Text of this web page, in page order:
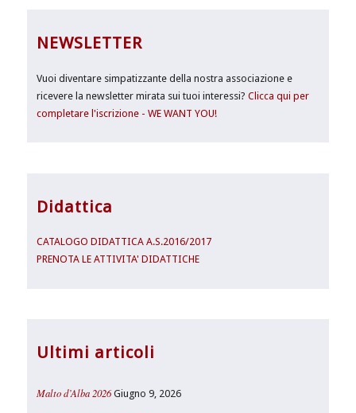
NEWSLETTER
Vuoi diventare simpatizzante della nostra associazione e
ricevere la newsletter mirata sui tuoi interessi?Clicca qui per
completare l'iscrizione - WE WANT YOU!
Didattica
CATALOGO DIDATTICA A.S.2016/2017
PRENOTA LE ATTIVITA' DIDATTICHE
Ultimi articoli
Malto d’Alba 2026 Giugno 9, 2026